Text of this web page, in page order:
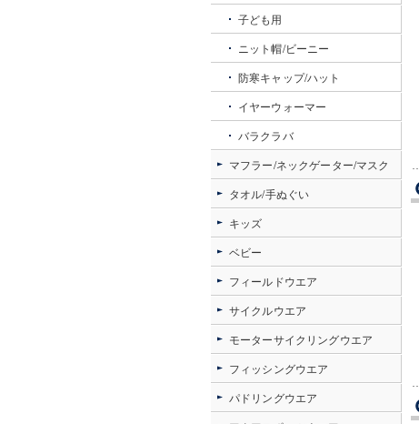
子ども用
ニット帽/ビーニー
防寒キャップ/ハット
イヤーウォーマー
バラクラバ
マフラー/ネックゲーター/マスク
タオル/手ぬぐい
キッズ
ベビー
フィールドウエア
サイクルウエア
モーターサイクリングウエア
フィッシングウエア
パドリングウエア